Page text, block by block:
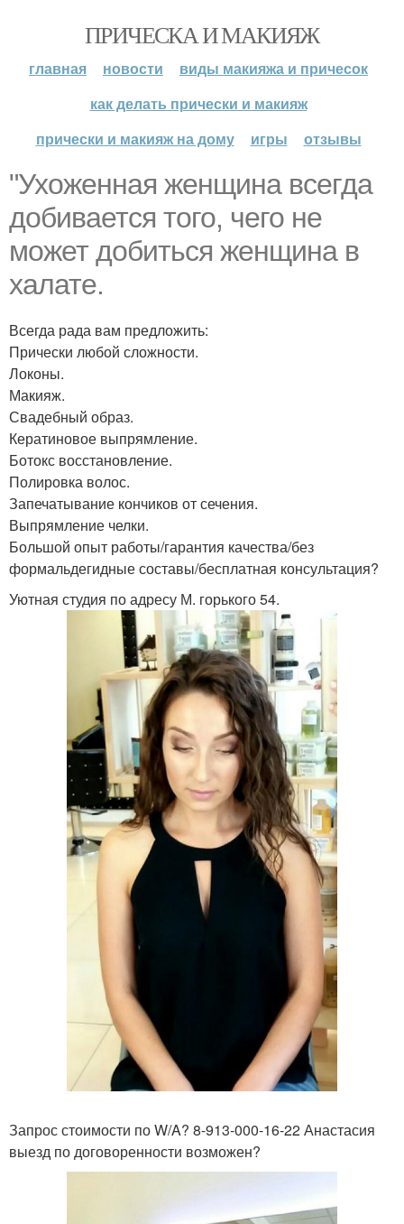
ПРИЧЕСКА И МАКИЯЖ
главная новости
виды макияжа и причесок
как делать прически и макияж
прически и макияж на дому
игры отзывы
"Ухоженная женщина всегда
добивается того, чего не
может добиться женщина в
халате.
Всегда рада вам предложить:
Прически любой сложности.
Локоны.
Макияж.
Свадебный образ.
Кератиновое выпрямление.
Ботокс восстановление.
Полировка волос.
Запечатывание кончиков от сечения.
Выпрямление челки.
Большой опыт работы/гарантия качества/без
формальдегидные составы/бесплатная консультация?
Уютная студия по адресу М. горького 54.
Запрос стоимости по W/A? 8-913-000-16-22 Анастасия
выезд по договоренности возможен?